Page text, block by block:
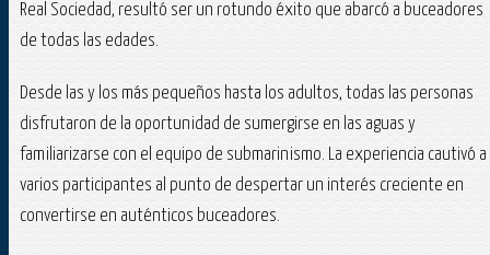
Real Sociedad, resultó ser un rotundo éxito que abarcó a buceadores
de todas las edades.
Desde las y los más pequeños hasta los adultos, todas las personas
disfrutaron de la oportunidad de sumergirse en las aguas y
familiarizarse con el equipo de submarinismo. La experiencia cautivó a
varios participantes al punto de despertar un interés creciente en
convertirse en auténticos buceadores.